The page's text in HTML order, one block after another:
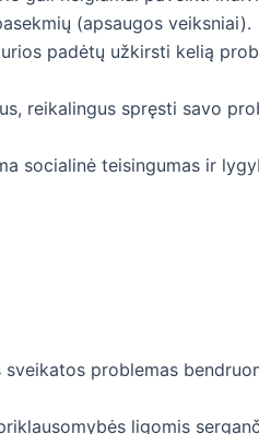
(apsaugos veiksniai).
padėtų užkirsti kelią
reikalingus spręsti savo
socialinė teisingumas ir
problemas
ligomis